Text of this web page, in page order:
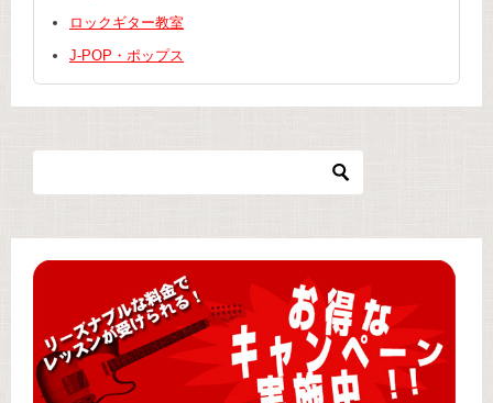
ロックギター教室
J-POP・ポップス